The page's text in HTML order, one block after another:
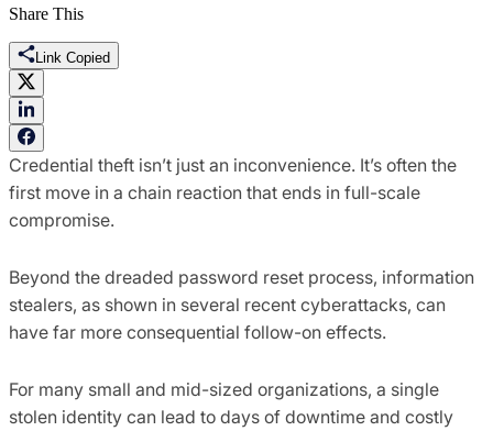
Share This
Link Copied
Credential theft isn’t just an inconvenience. It’s often the
first move in a chain reaction that ends in full-scale
compromise.
Beyond the dreaded password reset process, information
stealers, as shown in several recent cyberattacks, can
have far more consequential follow-on effects.
For many small and mid-sized organizations, a single
stolen identity can lead to days of downtime and costly